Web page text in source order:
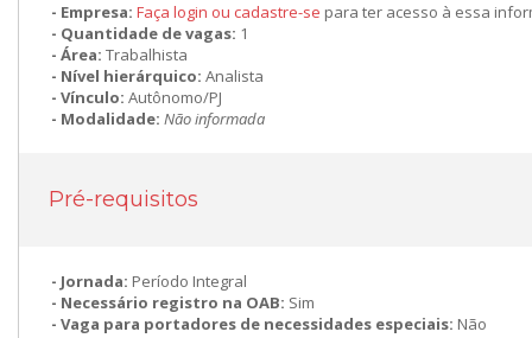
Empresa: Faça login ou cadastre-se para ter acesso à essa
Quantidade de vagas: 1
Área: Trabalhista
Nível hierárquico: Analista
Vínculo: Autônomo/PJ
Modalidade: Não informada
Pré-requisitos
Jornada: Período Integral
Necessário registro na OAB: Sim
Vaga para portadores de necessidades especiais: Não